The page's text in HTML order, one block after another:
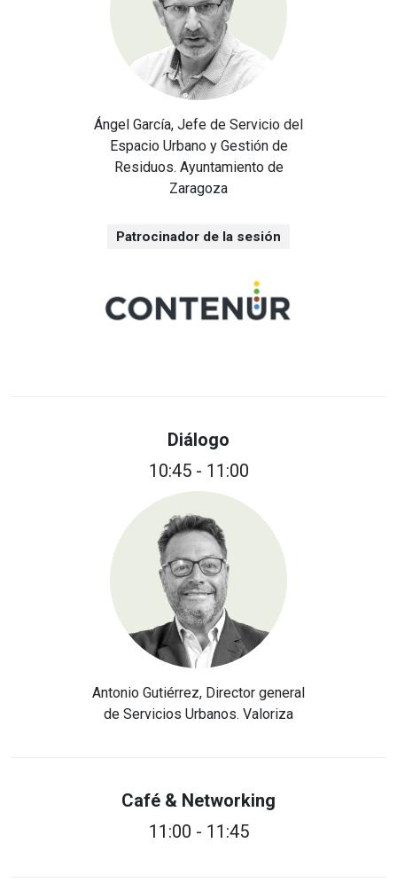
Ángel García, Jefe de Servicio del
Espacio Urbano y Gestión de
Residuos. Ayuntamiento de
Zaragoza
Patrocinador de la sesión
Diálogo
10:45 - 11:00
Antonio Gutiérrez, Director general
de Servicios Urbanos. Valoriza
Café & Networking
11:00 - 11:45